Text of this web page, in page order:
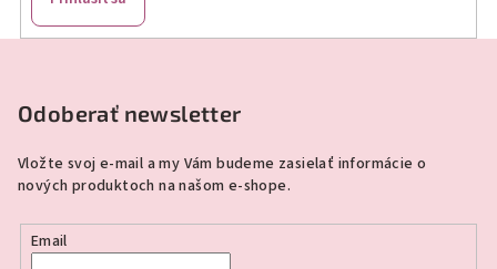
Odoberať newsletter
Vložte svoj e-mail a my Vám budeme zasielať informácie o
nových produktoch na našom e-shope.
Email